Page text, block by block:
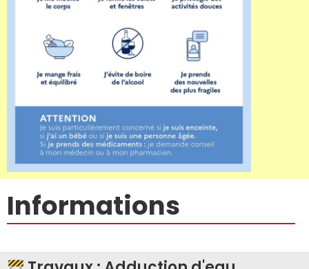
Informations